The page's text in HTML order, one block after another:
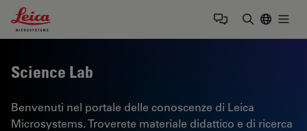
Leica Microsystems Logo
Science Lab
Benvenuti nel portale delle conoscenze di Leica
Microsystems. Troverete materiale didattico e di ricerca